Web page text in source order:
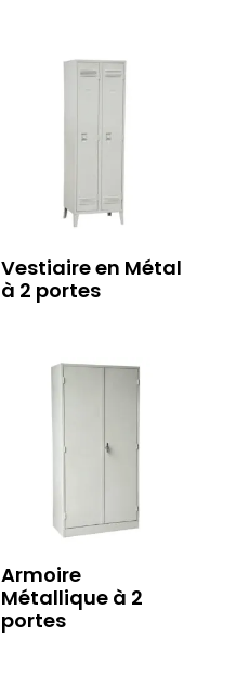
Vestiaire en Métal
à 2 portes
Armoire
Métallique à 2
portes